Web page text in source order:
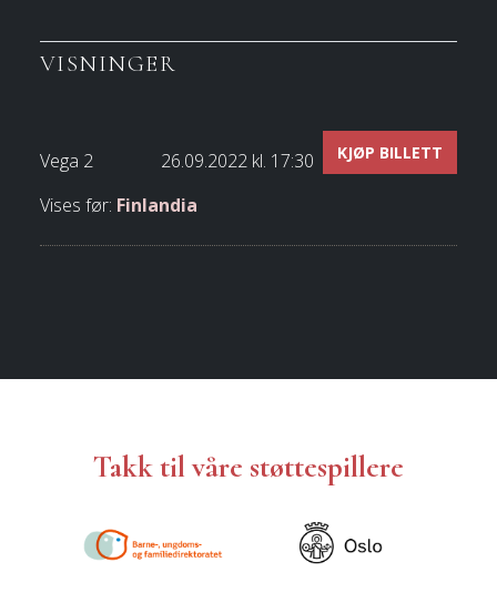
VISNINGER
Vega 2 26.09.2022 kl. 17:30 KJØP BILLETT
Vises før: Finlandia
Takk til våre støttespillere